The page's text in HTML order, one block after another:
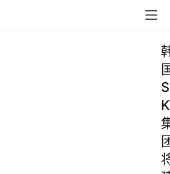
S
K